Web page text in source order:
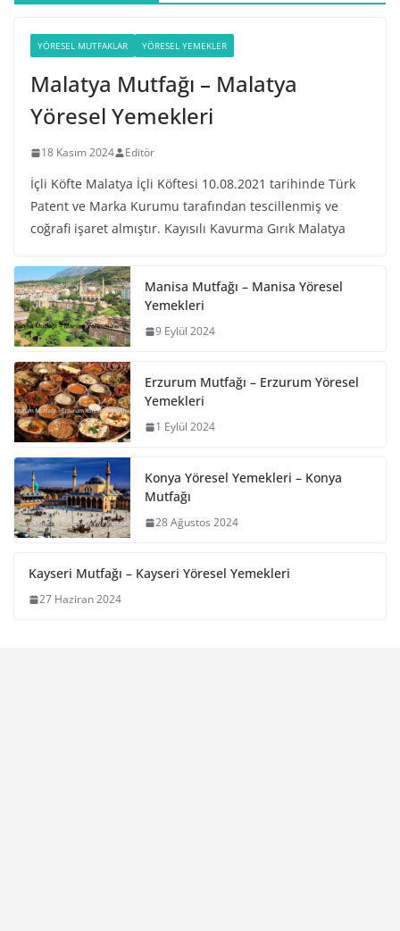
YÖRESEL MUTFAKLAR YÖRESEL YEMEKLER
Malatya Mutfağı – Malatya
Yöresel Yemekleri
18 Kasım 2024 Editör
İçli Köfte Malatya İçli Köftesi 10.08.2021 tarihinde Türk
Patent ve Marka Kurumu tarafından tescillenmiş ve
coğrafi işaret almıştır. Kayısılı Kavurma Gırık Malatya
Manisa Mutfağı – Manisa Yöresel
Yemekleri
9 Eylül 2024
Erzurum Mutfağı – Erzurum Yöresel
Yemekleri
1 Eylül 2024
Konya Yöresel Yemekleri – Konya
Mutfağı
28 Ağustos 2024
Kayseri Mutfağı – Kayseri Yöresel Yemekleri
27 Haziran 2024